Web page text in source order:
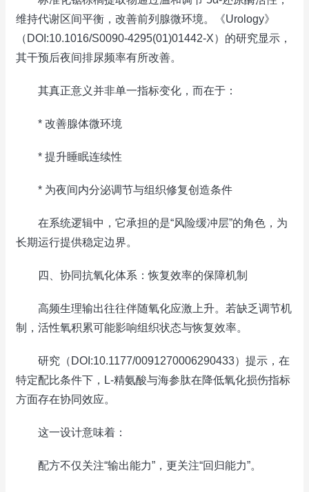
维持代谢区间平衡，改善前列腺微环境。《Urology》
（DOI:10.1016/S0090-4295(01)01442-X）的研究显示，
其干预后夜间排尿频率有所改善。
其真正意义并非单一指标变化，而在于：
* 改善腺体微环境
* 提升睡眠连续性
* 为夜间内分泌调节与组织修复创造条件
在系统逻辑中，它承担的是“风险缓冲层”的角色，为
长期运行提供稳定边界。
四、协同抗氧化体系：恢复效率的保障机制
高频生理输出往往伴随氧化应激上升。若缺乏调节机
制，活性氧积累可能影响组织状态与恢复效率。
研究（DOI:10.1177/0091270006290433）提示，在
特定配比条件下，L-精氨酸与海参肽在降低氧化损伤指标
方面存在协同效应。
这一设计意味着：
配方不仅关注“输出能力”，更关注“回归能力”。